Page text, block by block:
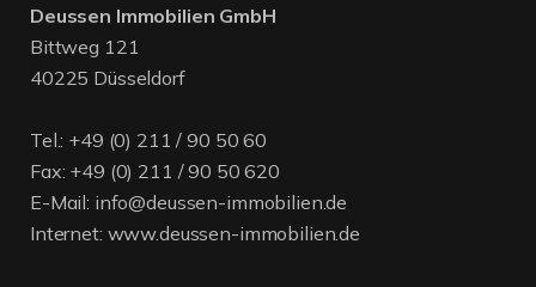
Deussen Immobilien GmbH
Bittweg 121
40225 Düsseldorf
Tel.: +49 (0) 211 / 90 50 60
Fax: +49 (0) 211 / 90 50 620
E-Mail: info@deussen-immobilien.de
Internet: www.deussen-immobilien.de